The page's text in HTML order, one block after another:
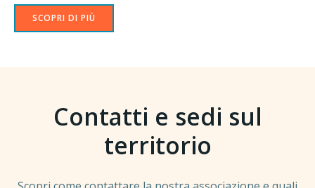
SCOPRI DI PIÙ
Contatti e sedi sul
territorio